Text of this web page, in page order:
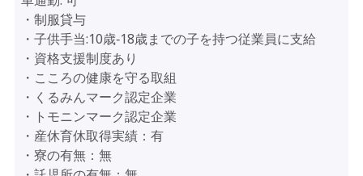
・制服貸与
・子供手当:10歳‐18歳までの子を持つ従業員に支給
・資格支援制度あり
・こころの健康を守る取組
・くるみんマーク認定企業
・トモニンマーク認定企業
・産休育休取得実績：有
・寮の有無：無